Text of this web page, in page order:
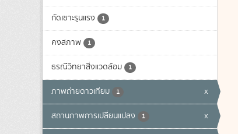
กัดเซาะรุนแรง 1
คงสภาพ 1
ธรณีวิทยาสิ่งแวดล้อม 1
ภาพถ่ายดาวเทียม 1 x
สถานภาพการเปลี่ยนแปลง 1 x